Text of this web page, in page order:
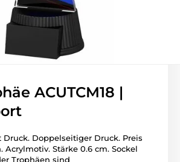
ACUTCM18 |
Doppelseitiger Druck. Preis
Acrylmotiv. Stärke 0.6 cm. Sockel
Trophäen sind